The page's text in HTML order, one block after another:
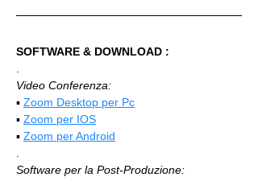
SOFTWARE & DOWNLOAD :
Video Conferenza:
▪️ Zoom Desktop per Pc
▪️ Zoom per IOS
▪️ Zoom per Android
Software per la Post-Produzione: